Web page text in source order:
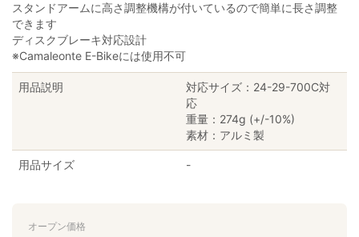
スタンドアームに高さ調整機構が付いているので簡単に長さ調整
できます
ディスクブレーキ対応設計
※Camaleonte E-Bikeには使用不可
用品説明
対応サイズ：24-29-700C対
応
重量：274g (+/-10%)
素材：アルミ製
用品サイズ -
オープン価格